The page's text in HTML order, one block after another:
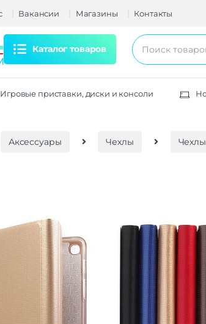
Вакансии Магазины Контакты
Каталог товаров
Игровые приставки, диски и консоли
Аксессуары Чехлы